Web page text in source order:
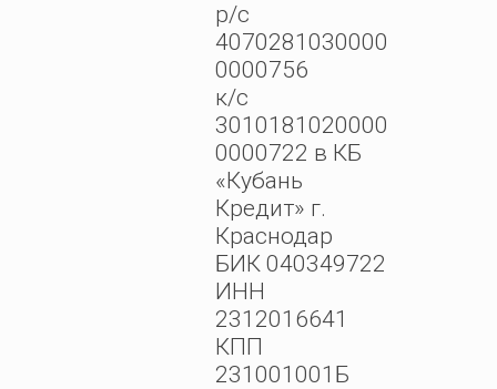
р/с
4070281030000
0000756
к/с
3010181020000
0000722 в КБ
«Кубань
Кредит» г.
Краснодар
БИК 040349722
ИНН
2312016641
КПП
231001001Б